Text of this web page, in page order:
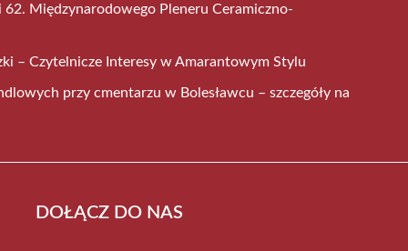
62. Międzynarodowego Pleneru Ceramiczno-
– Czytelnicze Interesy w Amarantowym Stylu
przy cmentarzu w Bolesławcu – szczegóły na
DOŁĄCZ DO NAS